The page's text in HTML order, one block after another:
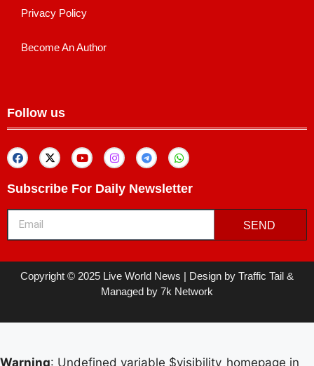
Privacy Policy
Become An Author
Follow us
Subscribe For Daily Newsletter
SEND
Copyright © 2025 Live World News | Design by Traffic Tail &
Managed by 7k Network
Warning: Undefined variable $visibility_homepage in